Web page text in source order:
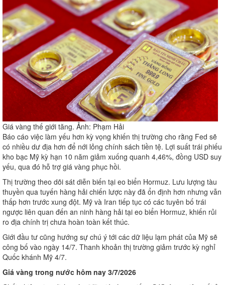
Giá vàng thế giới tăng. Ảnh: Phạm Hải
Báo cáo việc làm yếu hơn kỳ vọng khiến thị trường cho rằng Fed sẽ
có nhiều dư địa hơn để nới lỏng chính sách tiền tệ. Lợi suất trái phiếu
kho bạc Mỹ kỳ hạn 10 năm giảm xuống quanh 4,46%, đồng USD suy
yếu, qua đó hỗ trợ giá vàng phục hồi.
Thị trường theo dõi sát diễn biến tại eo biển Hormuz. Lưu lượng tàu
thuyền qua tuyến hàng hải chiến lược này đã ổn định hơn nhưng vẫn
thấp hơn trước xung đột. Mỹ và Iran tiếp tục có các tuyên bố trái
ngược liên quan đến an ninh hàng hải tại eo biển Hormuz, khiến rủi
ro địa chính trị chưa hoàn toàn kết thúc.
Giới đầu tư cũng hướng sự chú ý tới các dữ liệu lạm phát của Mỹ sẽ
công bố vào ngày 14/7. Thanh khoản thị trường giảm trước kỳ nghỉ
Quốc khánh Mỹ 4/7.
Giá vàng trong nước hôm nay 3/7/2026